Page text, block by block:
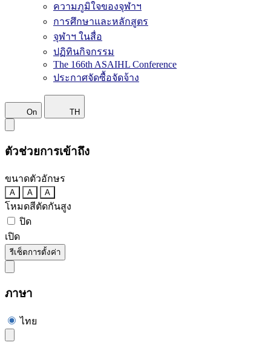
ความภูมิใจของจุฬาฯ
การศึกษาและหลักสูตร
จุฬาฯ ในสื่อ
ปฏิทินกิจกรรม
The 166th ASAIHL Conference
ประกาศจัดซื้อจัดจ้าง
On TH
ตัวช่วยการเข้าถึง
ขนาดตัวอักษร
A A A
โหมดสีตัดกันสูง
ปิด
เปิด
รีเซ็ตการตั้งค่า
ภาษา
ไทย